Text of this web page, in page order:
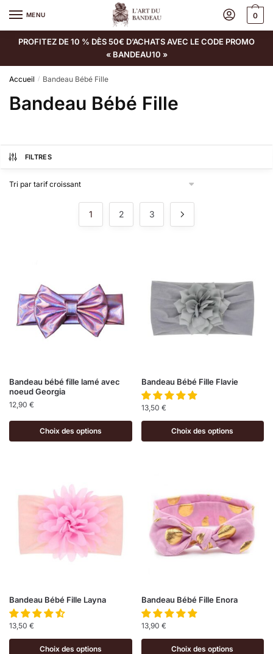
MENU 0
PROFITEZ DE 10 % DÈS 50€ D’ACHATS AVEC LE CODE PROMO
« BANDEAU10 »
Accueil / Bandeau Bébé Fille
Bandeau Bébé Fille
FILTRES
1 2 3
Bandeau bébé fille lamé avec
noeud Georgia
12,90 €
Choix des options
Bandeau Bébé Fille Flavie
13,50 €
Choix des options
Bandeau Bébé Fille Layna
13,50 €
Choix des options
Bandeau Bébé Fille Enora
13,90 €
Choix des options